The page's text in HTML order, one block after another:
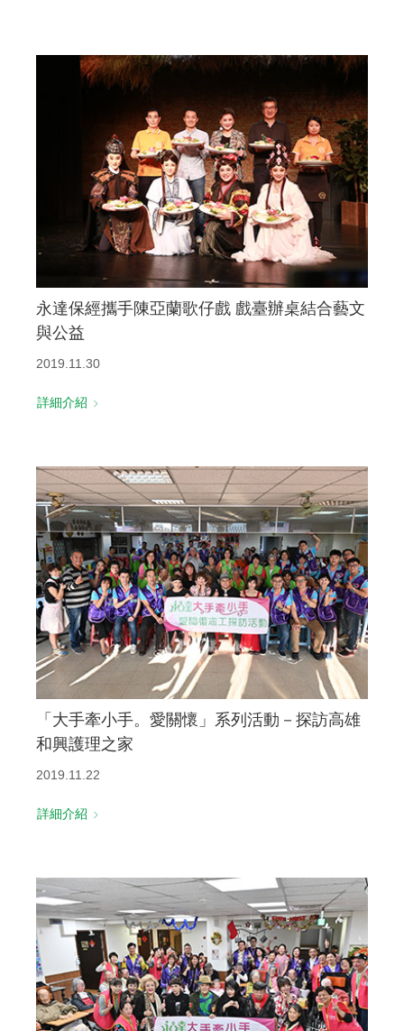
永達保經攜手陳亞蘭歌仔戲 戲臺辦桌結合藝文
與公益
2019.11.30
詳細介紹
「大手牽小手。愛關懷」系列活動－探訪高雄
和興護理之家
2019.11.22
詳細介紹